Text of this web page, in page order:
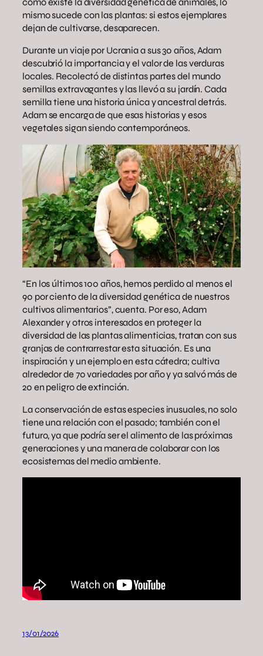
mismo sucede con las plantas: si estos ejemplares
dejan de cultivarse, desaparecen.
Durante un viaje por Ucrania a sus 30 años, Adam
descubrió la importancia y el valor de las verduras
locales. Recolectó de distintas partes del mundo
semillas extravagantes y las llevó a su jardín. Cada
semilla tiene una historia única y ancestral detrás.
Adam se encarga de que esas historias y esos
vegetales sigan siendo contemporáneos.
“En los últimos 100 años, hemos perdido al menos el
90 por ciento de la diversidad genética de nuestros
cultivos alimentarios”, cuenta. Por eso, Adam
Alexander y otros interesados en proteger la
diversidad de las plantas alimenticias, tratan con sus
granjas de contrarrestar esta situación. Es una
inspiración y un ejemplo en esta cátedra; cultiva
alrededor de 70 variedades por año y ya salvó más de
20 en peligro de extinción.
La conservación de estas especies inusuales, no solo
tiene una relación con el pasado; también con el
futuro, ya que podría ser el alimento de las próximas
generaciones y una manera de colaborar con los
ecosistemas del medio ambiente.
13/01/2026